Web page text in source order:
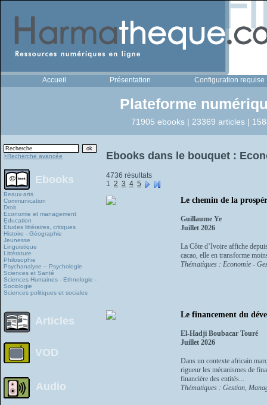
Accueil Présentation Configuration requise
Plateforme
71905 ebooks | 23369 articles |
>Recherche avancée
Ebooks
Beaux-arts
Communication
Droit
Economie et management
Education
Études littéraires, critiques
Histoire - Géographie
Jeunesse
Linguistique
Littérature
Philosophie
Psychanalyse – Psychologie
Sciences et Santé
Sciences Humaines - Ethnologie -
Sociologie
Sciences politiques et sociales
Articles
VOD
Audio
Ebooks dans le bouquet :
4736 résultats
1 2 3 4 5
Le chemin de la
Guillaume Ye
Juillet 2026
La Côte d’Ivoire affiche
cacao, elle en transforme
Thématiques : Economie -
Le financement du
El-Hadji Boubacar Touré
Juillet 2026
Dans un contexte africain
rigueur les mécanismes de
financière des entités...
Thématiques : Gestion,